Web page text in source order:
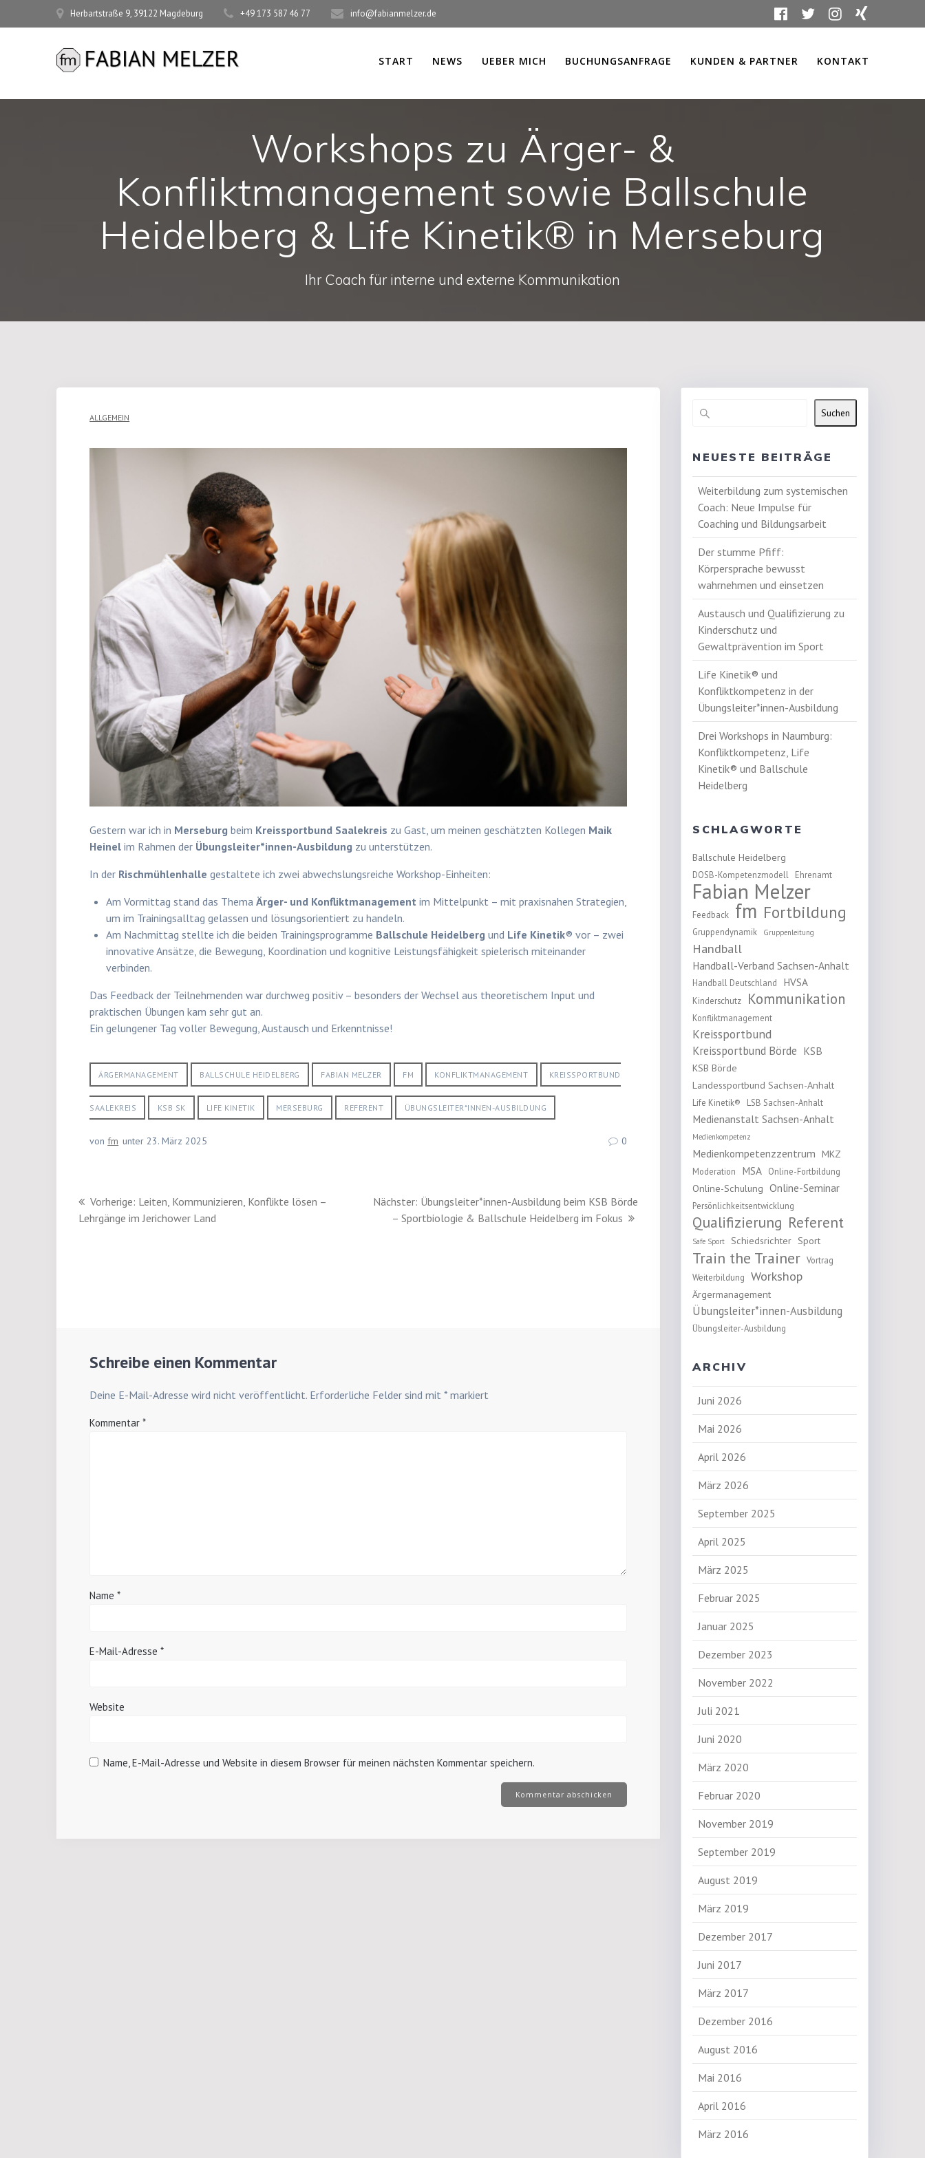
Inhalt
Herbartstraße 9, 39122 Magdeburg +49 173 587 46 77 info@fabianmelzer.de
START NEWS UEBER MICH BUCHUNGSANFRAGE KUNDEN & PARTNER KONTAKT
Workshops zu Ärger- &
Konfliktmanagement sowie Ballschule
Heidelberg & Life Kinetik® in Merseburg
Ihr Coach für interne und externe Kommunikation
ALLGEMEIN
Gestern war ich in Merseburg beim Kreissportbund Saalekreis zu Gast, um meinen geschätzten Kollegen Maik
Heinel im Rahmen der Übungsleiter*innen-Ausbildung zu unterstützen.
In der Rischmühlenhalle gestaltete ich zwei abwechslungsreiche Workshop-Einheiten:
Am Vormittag stand das ThemaÄrger- und Konfliktmanagement im Mittelpunkt – mit praxisnahen Strategien,
um im Trainingsalltag gelassen und lösungsorientiert zu handeln.
Am Nachmittag stellte ich die beiden Trainingsprogramme Ballschule Heidelberg und Life Kinetik® vor – zwei
innovative Ansätze, die Bewegung, Koordination und kognitive Leistungsfähigkeit spielerisch miteinander
verbinden.
Das Feedback der Teilnehmenden war durchweg positiv – besonders der Wechsel aus theoretischem Input und
praktischen Übungen kam sehr gut an.
Ein gelungener Tag voller Bewegung, Austausch und Erkenntnisse!
ÄRGERMANAGEMENT BALLSCHULE HEIDELBERG FABIAN MELZER FM KONFLIKTMANAGEMENT KREISSPORTBUND
SAALEKREIS KSB SK LIFE KINETIK MERSEBURG REFERENT ÜBUNGSLEITER*INNEN-AUSBILDUNG
vonfm unter 23. März 2025 0
Beitragsnavigation
Vorherige: Vorheriger
Beitrag:
Leiten, Kommunizieren, Konflikte lösen –
Lehrgänge im Jerichower Land
Nächster: Nächster
Beitrag:
Übungsleiter*innen-Ausbildung beim KSB Börde
– Sportbiologie & Ballschule Heidelberg im Fokus
Schreibe einen Kommentar
Deine E-Mail-Adresse wird nicht veröffentlicht. Erforderliche Felder sind mit* markiert
Kommentar*
Name*
E-Mail-Adresse*
Website
Name, E-Mail-Adresse und Website in diesem Browser für meinen nächsten Kommentar speichern.
Suchen
NEUESTE BEITRÄGE
Weiterbildung zum systemischen
Coach: Neue Impulse für
Coaching und Bildungsarbeit
Der stumme Pfiff:
Körpersprache bewusst
wahrnehmen und einsetzen
Austausch und Qualifizierung zu
Kinderschutz und
Gewaltprävention im Sport
Life Kinetik® und
Konfliktkompetenz in der
Übungsleiter*innen-Ausbildung
Drei Workshops in Naumburg:
Konfliktkompetenz, Life
Kinetik® und Ballschule
Heidelberg
SCHLAGWORTE
Ballschule Heidelberg
DOSB-Kompetenzmodell Ehrenamt
Fabian Melzer
Feedback fm Fortbildung
Gruppendynamik Gruppenleitung
Handball
Handball-Verband Sachsen-Anhalt
Handball Deutschland HVSA
Kinderschutz Kommunikation
Konfliktmanagement
Kreissportbund
Kreissportbund Börde KSB
KSB Börde
Landessportbund Sachsen-Anhalt
Life Kinetik® LSB Sachsen-Anhalt
Medienanstalt Sachsen-Anhalt
Medienkompetenz
Medienkompetenzzentrum MKZ
Moderation MSA Online-Fortbildung
Online-Schulung Online-Seminar
Persönlichkeitsentwicklung
Qualifizierung Referent
Safe Sport Schiedsrichter Sport
Train the Trainer Vortrag
Weiterbildung
Workshop
Ärgermanagement
Übungsleiter*innen-Ausbildung
Übungsleiter-Ausbildung
ARCHIV
Juni 2026
Mai 2026
April 2026
März 2026
September 2025
April 2025
März 2025
Februar 2025
Januar 2025
Dezember 2023
November 2022
Juli 2021
Juni 2020
März 2020
Februar 2020
November 2019
September 2019
August 2019
März 2019
Dezember 2017
Juni 2017
März 2017
Dezember 2016
August 2016
Mai 2016
April 2016
März 2016